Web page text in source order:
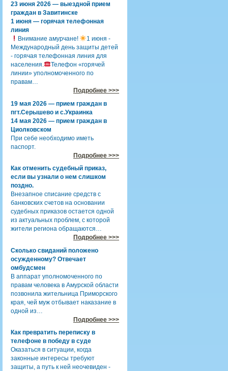
23 июня 2026 — выездной прием
граждан в Завитинске
1 июня — горячая телефонная
линия
Внимание амурчане!
1 июня -
Международный день защиты детей
- горячая телефонная линия для
населения.
Телефон «горячей
линии» уполномоченного по
правам…
Подробнее >>>
19 мая 2026 — прием граждан в
пгт.Серышево и с.Украинка
14 мая 2026 — прием граждан в
Циолковском
При себе необходимо иметь
паспорт.
Подробнее >>>
Как отменить судебный приказ,
если вы узнали о нем слишком
поздно.
Внезапное списание средств с
банковских счетов на основании
судебных приказов остается одной
из актуальных проблем, с которой
жители региона обращаются…
Подробнее >>>
Сколько свиданий положено
осужденному? Отвечает
омбудсмен
В аппарат уполномоченного по
правам человека в Амурской области
позвонила жительница Приморского
края, чей муж отбывает наказание в
одной из…
Подробнее >>>
Как превратить переписку в
телефоне в победу в суде
Оказаться в ситуации, когда
законные интересы требуют
защиты, а путь к ней неочевиден -